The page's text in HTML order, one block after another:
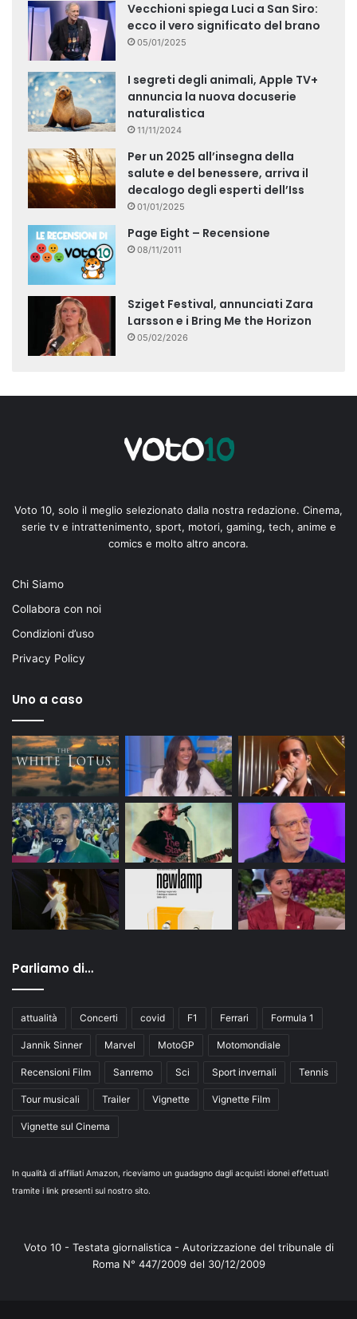
Vecchioni spiega Luci a San Siro:
ecco il vero significato del brano
05/01/2025
I segreti degli animali, Apple TV+
annuncia la nuova docuserie
naturalistica
11/11/2024
Per un 2025 all’insegna della
salute e del benessere, arriva il
decalogo degli esperti dell’Iss
01/01/2025
Page Eight – Recensione
08/11/2011
Sziget Festival, annunciati Zara
Larsson e i Bring Me the Horizon
05/02/2026
Voto 10, solo il meglio selezionato dalla nostra redazione. Cinema,
serie tv e intrattenimento, sport, motori, gaming, tech, anime e
comics e molto altro ancora.
Chi Siamo
Collabora con noi
Condizioni d’uso
Privacy Policy
Uno a caso
Parliamo di…
attualità Concerti covid F1 Ferrari Formula 1
Jannik Sinner Marvel MotoGP Motomondiale
Recensioni Film Sanremo Sci Sport invernali Tennis
Tour musicali Trailer Vignette Vignette Film
Vignette sul Cinema
In qualità di affiliati Amazon, riceviamo un guadagno dagli acquisti idonei effettuati
tramite i link presenti sul nostro sito.
Voto 10 - Testata giornalistica - Autorizzazione del tribunale di
Roma N° 447/2009 del 30/12/2009